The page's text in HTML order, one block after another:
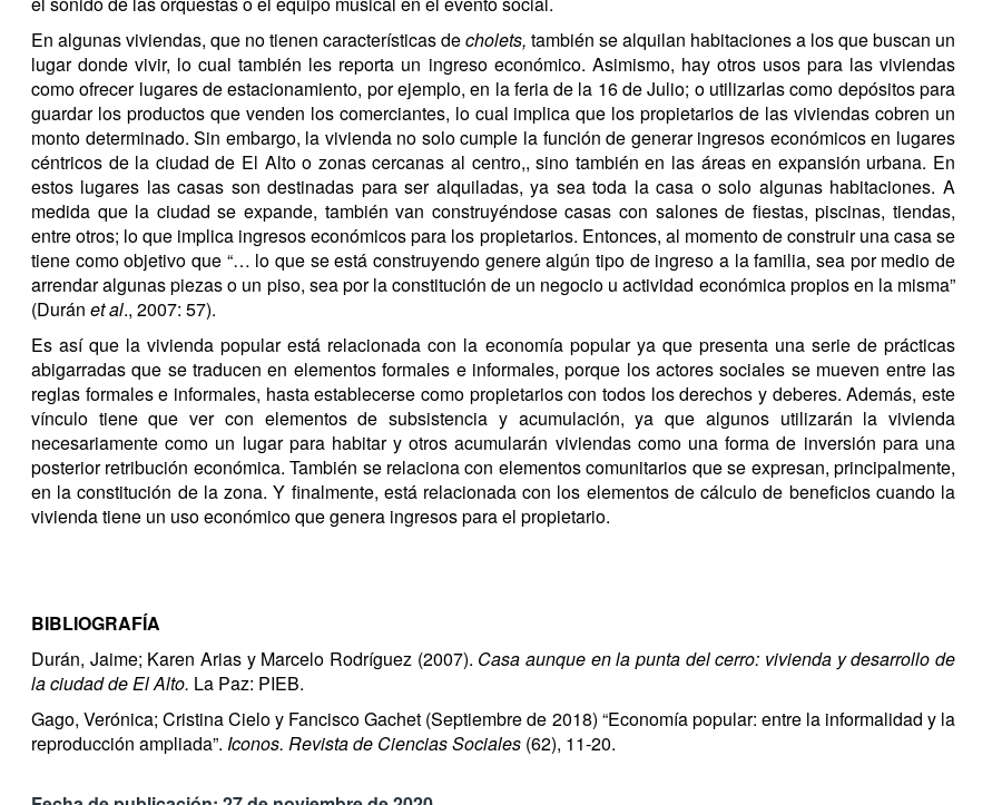
En algunas viviendas, que no tienen características decholets, también se alquilan habitaciones a los que buscan un
lugar donde vivir, lo cual también les reporta un ingreso económico. Asimismo, hay otros usos para las viviendas
como ofrecer lugares de estacionamiento, por ejemplo, en la feria de la 16 de Julio; o utilizarlas como depósitos para
guardar los productos que venden los comerciantes, lo cual implica que los propietarios de las viviendas cobren un
monto determinado. Sin embargo, la vivienda no solo cumple la función de generar ingresos económicos en lugares
céntricos de la ciudad de El Alto o zonas cercanas al centro,, sino también en las áreas en expansión urbana. En
estos lugares las casas son destinadas para ser alquiladas, ya sea toda la casa o solo algunas habitaciones. A
medida que la ciudad se expande, también van construyéndose casas con salones de fiestas, piscinas, tiendas,
entre otros; lo que implica ingresos económicos para los propietarios. Entonces, al momento de construir una casa se
tiene como objetivo que “… lo que se está construyendo genere algún tipo de ingreso a la familia, sea por medio de
arrendar algunas piezas o un piso, sea por la constitución de un negocio u actividad económica propios en la misma”
(Durán et al., 2007: 57).
Es así que la vivienda popular está relacionada con la economía popular ya que presenta una serie de prácticas
abigarradas que se traducen en elementos formales e informales, porque los actores sociales se mueven entre las
reglas formales e informales, hasta establecerse como propietarios con todos los derechos y deberes. Además, este
vínculo tiene que ver con elementos de subsistencia y acumulación, ya que algunos utilizarán la vivienda
necesariamente como un lugar para habitar y otros acumularán viviendas como una forma de inversión para una
posterior retribución económica. También se relaciona con elementos comunitarios que se expresan, principalmente,
en la constitución de la zona. Y finalmente, está relacionada con los elementos de cálculo de beneficios cuando la
vivienda tiene un uso económico que genera ingresos para el propietario.
BIBLIOGRAFÍA
Durán, Jaime; Karen Arias y Marcelo Rodríguez (2007). Casa aunque en la punta del cerro: vivienda y desarrollo de
la ciudad de El Alto. La Paz: PIEB.
Gago, Verónica; Cristina Cielo y Fancisco Gachet (Septiembre de 2018) “Economía popular: entre la informalidad y la
reproducción ampliada”. Iconos. Revista de Ciencias Sociales (62), 11-20.